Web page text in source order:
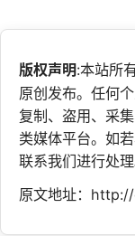
版权声明:本站所
原创发布。任何
复制、盗用、采
类媒体平台。如
联系我们进行处理
原文地址：